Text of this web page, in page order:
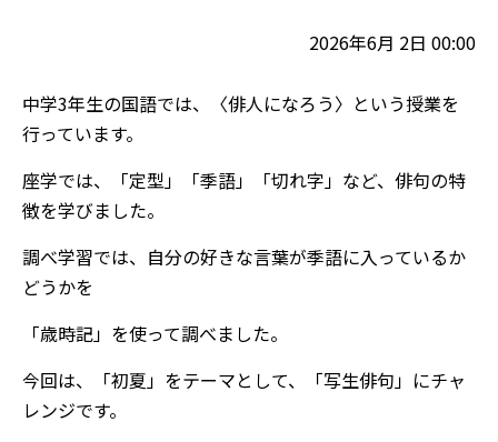
2026年6月 2日 00:00
中学3年生の国語では、〈俳人になろう〉という授業を
行っています。
座学では、「定型」「季語」「切れ字」など、俳句の特
徴を学びました。
調べ学習では、自分の好きな言葉が季語に入っているか
どうかを
「歳時記」を使って調べました。
今回は、「初夏」をテーマとして、「写生俳句」にチャ
レンジです。